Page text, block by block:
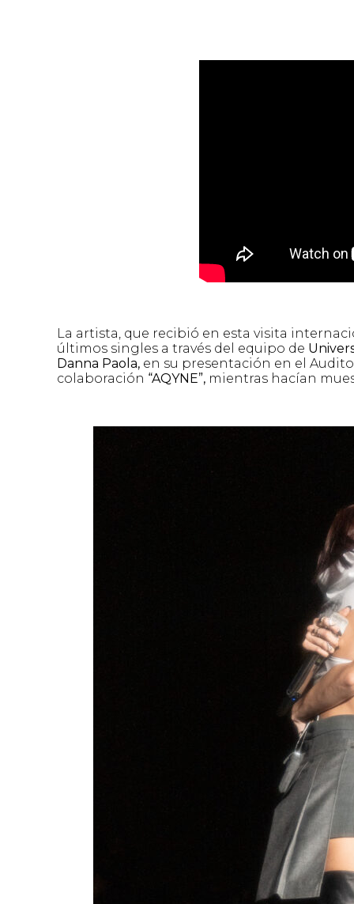
La artista, que recibió en esta visita
últimos singles a través del equipo de
Danna Paola, en su presentación en el
colaboración “AQYNE”, mientras hacían